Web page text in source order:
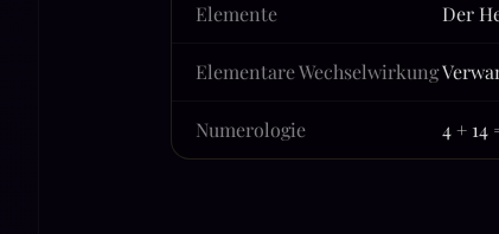
Elemente Der
Elementare Wechselwirkung
Numerologie 4 + 14